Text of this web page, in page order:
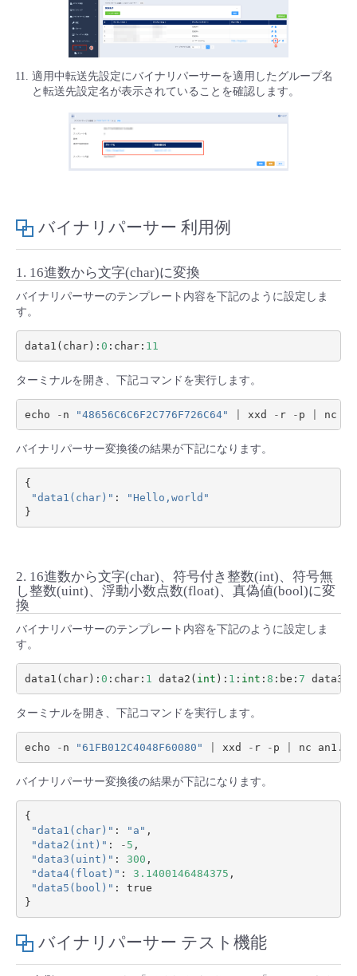
適用中転送先設定にバイナリパーサーを適用したグループ名
と転送先設定名が表示されていることを確認します。
バイナリパーサー 利用例
1. 16進数から文字(char)に変換
バイナリパーサーのテンプレート内容を下記のように設定しま
す。
data1 ( char): 0 : char: 11
ターミナルを開き、下記コマンドを実行します。
echo - n "48656C6C6F2C776F726C64" xxd - r - p nc
バイナリパーサー変換後の結果が下記になります。
{
"data1(char)" :
"Hello,world"
}
2. 16進数から文字(char)、符号付き整数(int)、符号無
し整数(uint)、浮動小数点数(float)、真偽値(bool)に変
換
バイナリパーサーのテンプレート内容を下記のように設定しま
す。
data1 ( char): 0 : char: 1 data2 ( int ): 1 : int : 8 : be : 7 data3
ターミナルを開き、下記コマンドを実行します。
echo - n "61FB012C4048F60080" xxd - r - p nc an1 .
バイナリパーサー変換後の結果が下記になります。
{
"data1(char)" : "a" ,
"data2(int)" : - 5 ,
"data3(uint)" : 300 ,
"data4(float)" : 3.1400146484375 ,
"data5(bool)" :
true
}
バイナリパーサー テスト機能